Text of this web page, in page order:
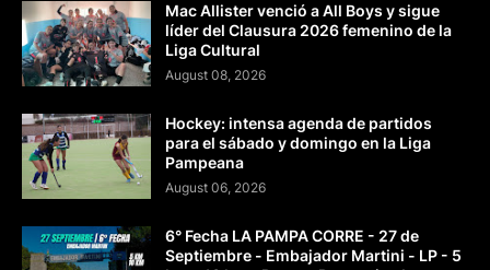
Mac Allister venció a All Boys y sigue
líder del Clausura 2026 femenino de la
Liga Cultural
August 08, 2026
Hockey: intensa agenda de partidos
para el sábado y domingo en la Liga
Pampeana
August 06, 2026
6° Fecha LA PAMPA CORRE - 27 de
Septiembre - Embajador Martini - LP - 5